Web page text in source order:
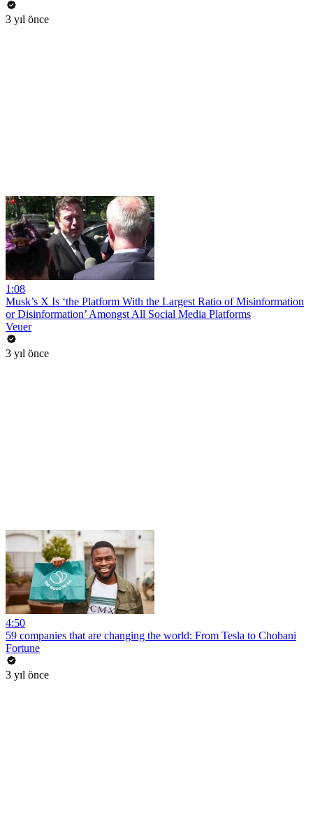
3 yıl önce
1:08
Musk’s X Is ‘the Platform With the Largest Ratio of Misinformation
or Disinformation’ Amongst All Social Media Platforms
Veuer
3 yıl önce
4:50
59 companies that are changing the world: From Tesla to Chobani
Fortune
3 yıl önce